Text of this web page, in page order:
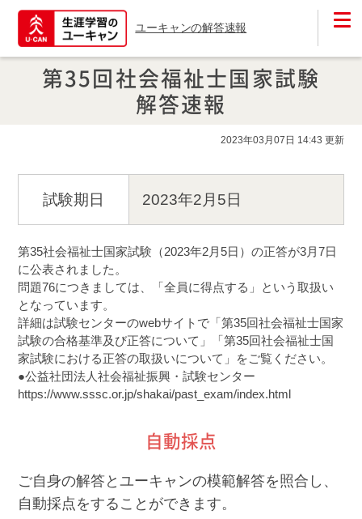
ユーキャンの解答速報
第35回社会福祉士国家試験
解答速報
2023年03月07日 14:43 更新
試験期日 2023年2月5日
第35社会福祉士国家試験（2023年2月5日）の正答が3月7日
に公表されました。
問題76につきましては、「全員に得点する」という取扱い
となっています。
詳細は試験センターのwebサイトで「第35回社会福祉士国家
試験の合格基準及び正答について」「第35回社会福祉士国
家試験における正答の取扱いについて」をご覧ください。
●公益社団法人社会福祉振興・試験センター
https://www.sssc.or.jp/shakai/past_exam/index.html
自動採点
ご自身の解答とユーキャンの模範解答を照合し、
自動採点をすることができます。